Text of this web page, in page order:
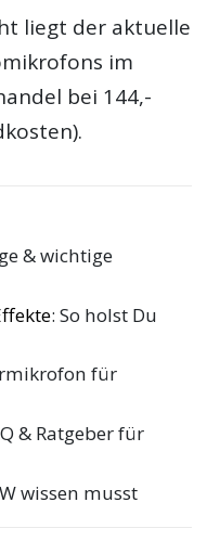
liegt der aktuelle
im
bei 144,-
& wichtige
: So holst Du
für
& Ratgeber für
wissen musst